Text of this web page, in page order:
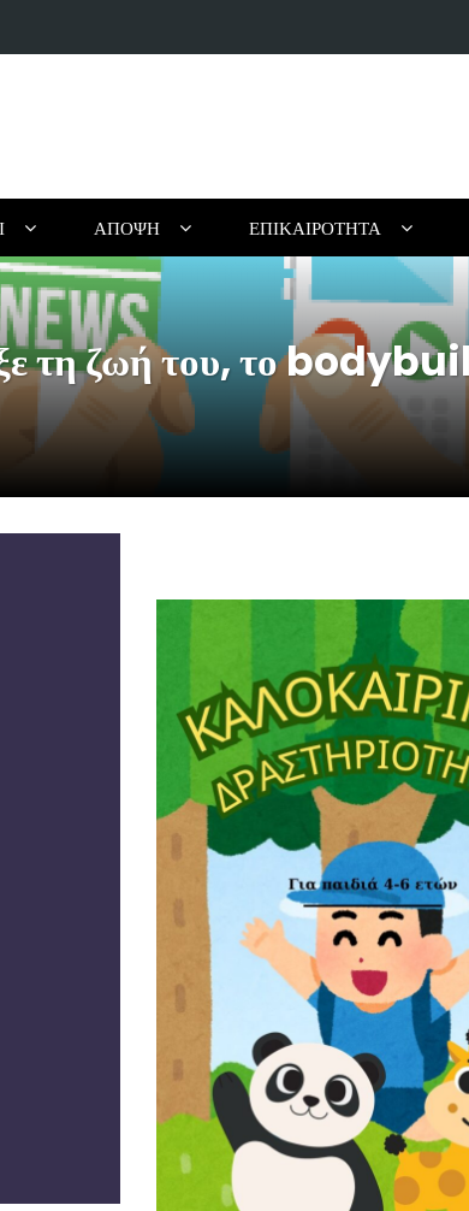
Τα 5 κορυφαία αντηλιακά προσώπου της αγοράς: Ποιο να
ΆΠΟΨΗ ΕΠΙΚΑΙΡΌΤΗΤΑ
τη ζωή του, το